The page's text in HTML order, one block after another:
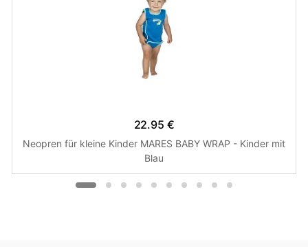
22.95 €
Neopren für kleine Kinder MARES BABY WRAP - Kinder mit
Blau